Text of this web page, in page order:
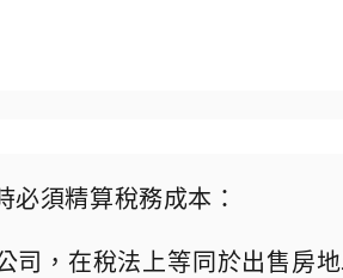
須精算稅務成本：
司，在稅法上等同於出售房